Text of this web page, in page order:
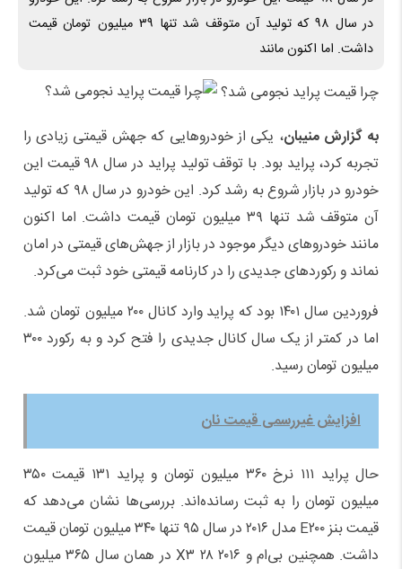
در سال ۹۸ که تولید آن متوقف شد تنها ۳۹ میلیون تومان قیمت
داشت. اما اکنون مانند
چرا قیمت پراید نجومی شد؟
به گزارش منیبان، یکی از خودروهایی که جهش قیمتی زیادی را
تجربه کرد، پراید بود. با توقف تولید پراید در سال ۹۸ قیمت این
خودرو در بازار شروع به رشد کرد. این خودرو در سال ۹۸ که تولید
آن متوقف شد تنها ۳۹ میلیون تومان قیمت داشت. اما اکنون
مانند خودروهای دیگر موجود در بازار از جهش‌های قیمتی در امان
نماند و رکوردهای جدیدی را در کارنامه قیمتی خود ثبت می‌کرد.
فروردین سال ۱۴۰۱ بود که پراید وارد کانال ۲۰۰ میلیون تومان شد.
اما در کمتر از یک سال کانال‌ جدیدی را فتح کرد و به رکورد ۳۰۰
میلیون تومان رسید.
افزایش غیررسمی قیمت نان
حال پراید ۱۱۱ نرخ ۳۶۰ میلیون تومان و پراید ۱۳۱ قیمت ۳۵۰
میلیون تومان را به ثبت رسانده‌اند. بررسی‌ها نشان می‌دهد که
قیمت بنز E۲۰۰ مدل ۲۰۱۶ در سال ۹۵ تنها ۳۴۰ میلیون تومان قیمت
داشت. همچنین بی‌ام و X۳ ۲۸ ۲۰۱۶ در همان سال ۳۶۵ میلیون